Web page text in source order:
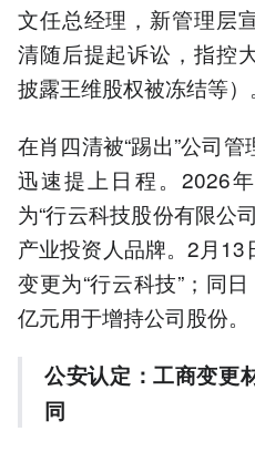
文任总经理，新管理层
清随后提起诉讼，指控
披露王维股权被冻结等）。
在肖四清被“踢出”公司
迅速提上日程。2026
为“行云科技股份有限公
产业投资人品牌。2月
变更为“行云科技”；同
亿元用于增持公司股份。
公安认定：工商变更
同